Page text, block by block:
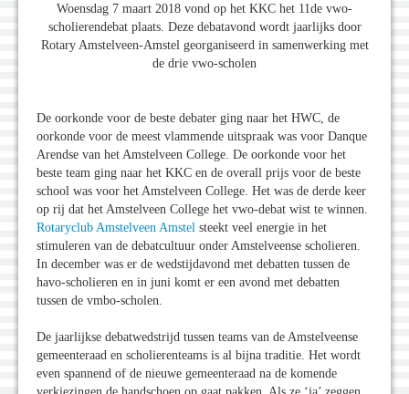
Woensdag 7 maart 2018 vond op het KKC het 11de vwo-
scholierendebat plaats. Deze debatavond wordt jaarlijks door
Rotary Amstelveen-Amstel georganiseerd in samenwerking met
de drie vwo-scholen
De oorkonde voor de beste debater ging naar het HWC, de
oorkonde voor de meest vlammende uitspraak was voor Danque
Arendse van het Amstelveen College. De oorkonde voor het
beste team ging naar het KKC en de overall prijs voor de beste
school was voor het Amstelveen College. Het was de derde keer
op rij dat het Amstelveen College het vwo-debat wist te winnen.
Rotaryclub Amstelveen Amstel steekt veel energie in het
stimuleren van de debatcultuur onder Amstelveense scholieren.
In december was er de wedstijdavond met debatten tussen de
havo-scholieren en in juni komt er een avond met debatten
tussen de vmbo-scholen.
De jaarlijkse debatwedstrijd tussen teams van de Amstelveense
gemeenteraad en scholierenteams is al bijna traditie. Het wordt
even spannend of de nieuwe gemeenteraad na de komende